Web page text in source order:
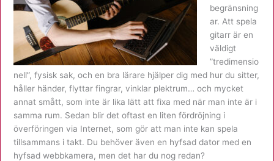
begränsning
ar. Att spela
gitarr är en
väldigt
”tredimensio
nell”, fysisk sak, och en bra lärare hjälper dig med hur du sitter,
håller händer, flyttar fingrar, vinklar plektrum… och mycket
annat smått, som inte är lika lätt att fixa med när man inte är i
samma rum. Sedan blir det oftast en liten fördröjning i
överföringen via Internet, som gör att man inte kan spela
tillsammans i takt. Du behöver även en hyfsad dator med en
hyfsad webbkamera, men det har du nog redan?